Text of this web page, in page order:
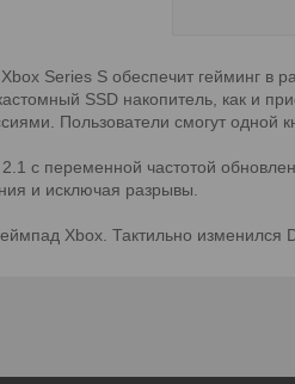
Series S обеспечит гейминг в
SSD накопитель, как и
Пользователи смогут одной
с переменной частотой
и исключая разрывы.
Xbox. Тактильно изменился